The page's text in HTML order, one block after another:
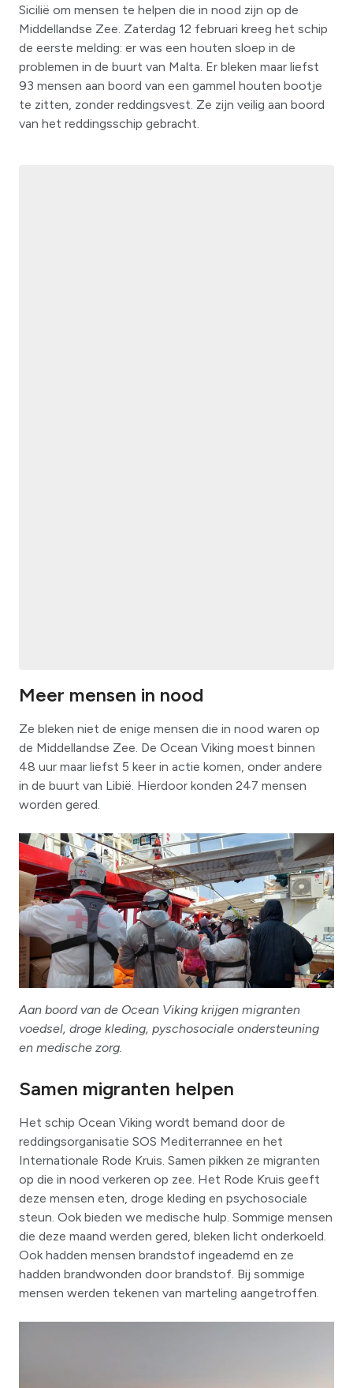
Sicilië om mensen te helpen die in nood zijn op de
Middellandse Zee. Zaterdag 12 februari kreeg het schip
de eerste melding: er was een houten sloep in de
problemen in de buurt van Malta. Er bleken maar liefst
93 mensen aan boord van een gammel houten bootje
te zitten, zonder reddingsvest. Ze zijn veilig aan boord
van het reddingsschip gebracht.
Meer mensen in nood
Ze bleken niet de enige mensen die in nood waren op
de Middellandse Zee. De Ocean Viking moest binnen
48 uur maar liefst 5 keer in actie komen, onder andere
in de buurt van Libië. Hierdoor konden 247 mensen
worden gered.
Aan boord van de Ocean Viking krijgen migranten
voedsel, droge kleding, pyschosociale ondersteuning
en medische zorg.
Samen migranten helpen
Het schip Ocean Viking wordt bemand door de
reddingsorganisatie SOS Mediterrannee en het
Internationale Rode Kruis. Samen pikken ze migranten
op die in nood verkeren op zee. Het Rode Kruis geeft
deze mensen eten, droge kleding en psychosociale
steun. Ook bieden we medische hulp. Sommige mensen
die deze maand werden gered, bleken licht onderkoeld.
Ook hadden mensen brandstof ingeademd en ze
hadden brandwonden door brandstof. Bij sommige
mensen werden tekenen van marteling aangetroffen.